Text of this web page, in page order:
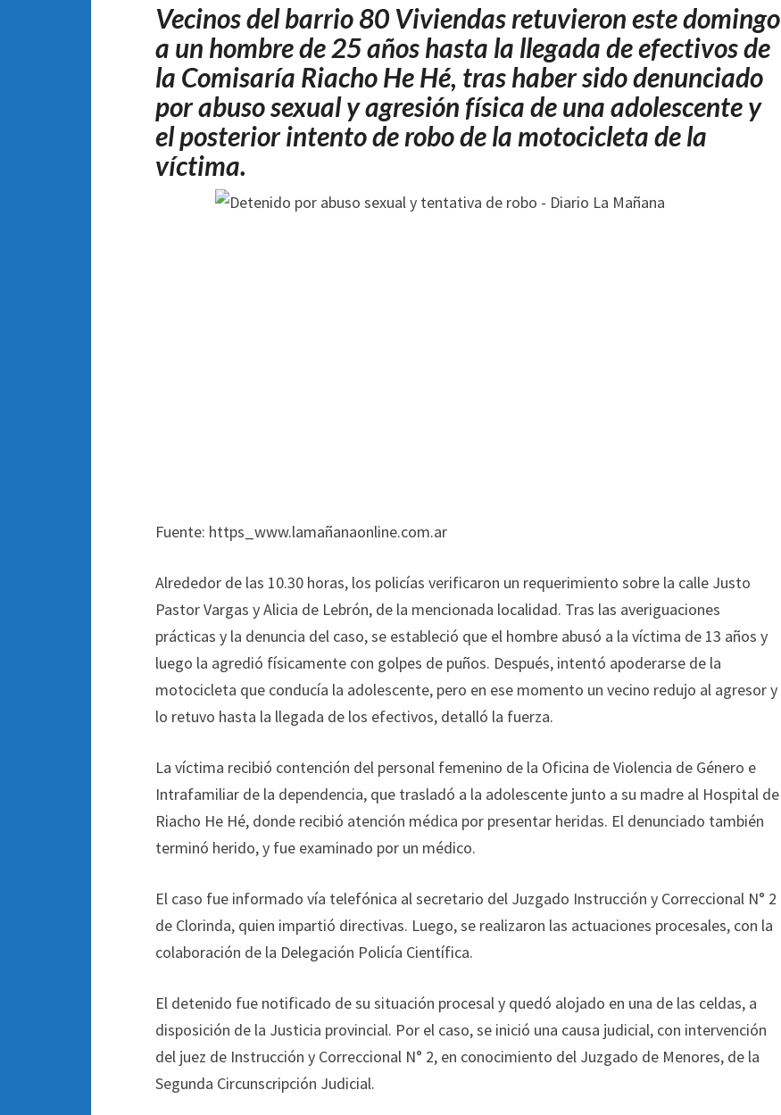
Vecinos del barrio 80 Viviendas retuvieron este domingo
a un hombre de 25 años hasta la llegada de efectivos de
la Comisaría Riacho He Hé, tras haber sido denunciado
por abuso sexual y agresión física de una adolescente y
el posterior intento de robo de la motocicleta de la
víctima.
Fuente: https_www.lamañanaonline.com.ar
Alrededor de las 10.30 horas, los policías verificaron un requerimiento sobre la calle Justo
Pastor Vargas y Alicia de Lebrón, de la mencionada localidad. Tras las averiguaciones
prácticas y la denuncia del caso, se estableció que el hombre abusó a la víctima de 13 años y
luego la agredió físicamente con golpes de puños. Después, intentó apoderarse de la
motocicleta que conducía la adolescente, pero en ese momento un vecino redujo al agresor y
lo retuvo hasta la llegada de los efectivos, detalló la fuerza.
La víctima recibió contención del personal femenino de la Oficina de Violencia de Género e
Intrafamiliar de la dependencia, que trasladó a la adolescente junto a su madre al Hospital de
Riacho He Hé, donde recibió atención médica por presentar heridas. El denunciado también
terminó herido, y fue examinado por un médico.
El caso fue informado vía telefónica al secretario del Juzgado Instrucción y Correccional N° 2
de Clorinda, quien impartió directivas. Luego, se realizaron las actuaciones procesales, con la
colaboración de la Delegación Policía Científica.
El detenido fue notificado de su situación procesal y quedó alojado en una de las celdas, a
disposición de la Justicia provincial. Por el caso, se inició una causa judicial, con intervención
del juez de Instrucción y Correccional N° 2, en conocimiento del Juzgado de Menores, de la
Segunda Circunscripción Judicial.